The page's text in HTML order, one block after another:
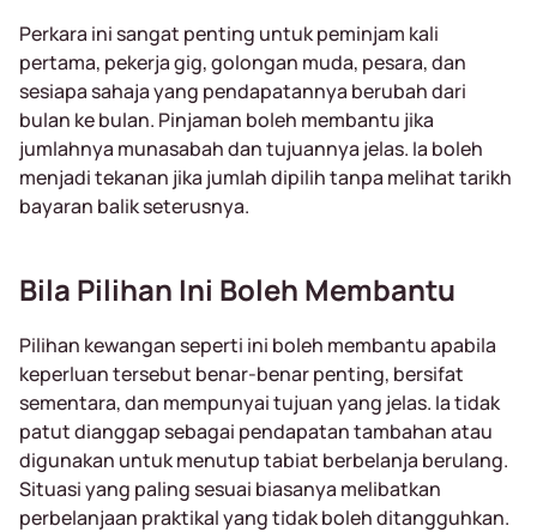
Perkara ini sangat penting untuk peminjam kali
pertama, pekerja gig, golongan muda, pesara, dan
sesiapa sahaja yang pendapatannya berubah dari
bulan ke bulan. Pinjaman boleh membantu jika
jumlahnya munasabah dan tujuannya jelas. Ia boleh
menjadi tekanan jika jumlah dipilih tanpa melihat tarikh
bayaran balik seterusnya.
Bila Pilihan Ini Boleh Membantu
Pilihan kewangan seperti ini boleh membantu apabila
keperluan tersebut benar-benar penting, bersifat
sementara, dan mempunyai tujuan yang jelas. Ia tidak
patut dianggap sebagai pendapatan tambahan atau
digunakan untuk menutup tabiat berbelanja berulang.
Situasi yang paling sesuai biasanya melibatkan
perbelanjaan praktikal yang tidak boleh ditangguhkan.